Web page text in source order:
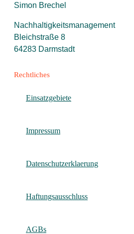
Simon Brechel
Nachhaltigkeitsmanagement
Bleichstraße 8
64283 Darmstadt
Rechtliches
Einsatzgebiete
Impressum
Datenschutzerklaerung
Haftungsausschluss
AGBs